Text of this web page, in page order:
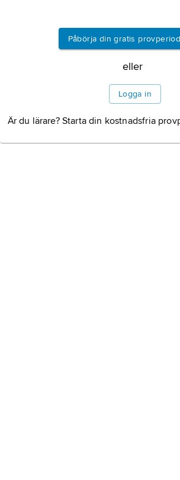
Påbörja din gratis provperiod
eller
Logga in
Är du lärare? Starta din kostnadsfria